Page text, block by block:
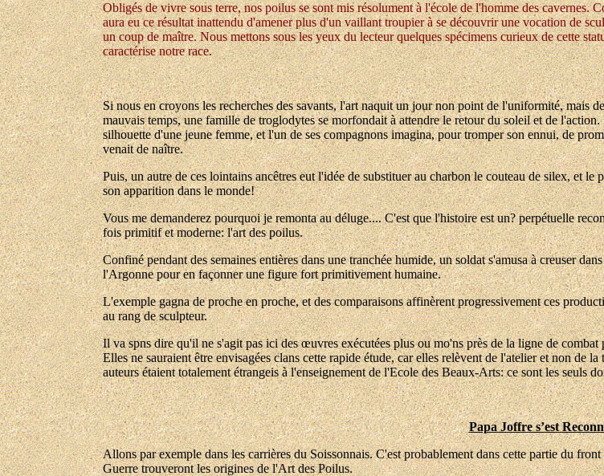
Obligés de vivre sous terre, nos poilus se sont mis résolument à l'école de l'homme des cavernes.
aura eu ce résultat inattendu d'amener plus d'un vaillant troupier à se découvrir une vocation de
un coup de maître. Nous mettons sous les yeux du lecteur quelques spécimens curieux de cette
caractérise notre race.
Si nous en croyons les recherches des savants, l'art naquit un jour non point de l'uniformité, mais
mauvais temps, une famille de troglodytes se morfondait à attendre le retour du soleil et de
silhouette d'une jeune femme, et l'un de ses compagnons imagina, pour tromper son ennui, de
venait de naître.
Puis, un autre de ces lointains ancêtres eut l'idée de substituer au charbon le couteau de silex, et
son apparition dans le monde!
Vous me demanderez pourquoi je remonta au déluge.... C'est que l'histoire est un? perpétuelle
fois primitif et moderne: l'art des poilus.
Confiné pendant des semaines entières dans une tranchée humide, un soldat s'amusa à creuser
l'Argonne pour en façonner une figure fort primitivement humaine.
L'exemple gagna de proche en proche, et des comparaisons affinèrent progressivement ces
au rang de sculpteur.
Il va spns dire qu'il ne s'agit pas ici des œuvres exécutées plus ou mo'ns près de la ligne de
Elles ne sauraient être envisagées clans cette rapide étude, car elles relèvent de l'atelier et non de
auteurs étaient totalement étrangeis à l'enseignement de l'Ecole des Beaux-Arts: ce sont les seuls
Papa Joffre s’est
Allons par exemple dans les carrières du Soissonnais. C'est probablement dans cette partie du
Guerre trouveront les origines de l'Art des Poilus.